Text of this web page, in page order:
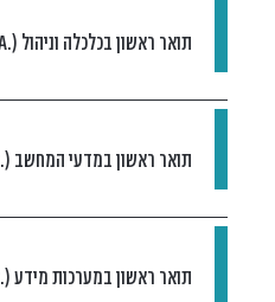
תואר ראשון בכלכלה וניהול (.B.A)
תואר ראשון במדעי המחשב (.B.Sc)
תואר ראשון במערכות מידע (.B.Sc)